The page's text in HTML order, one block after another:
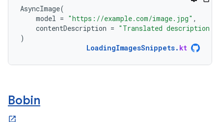
AsyncImage(
model = "https://example.com/image.jpg" ,
contentDescription = "Translated description
)
LoadingImagesSnippets. kt
Bobin